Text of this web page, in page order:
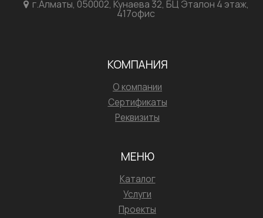
г.Алматы, 050002, Кунаева 32, БЦ Эталон 4 этаж,
417офис
КОМПАНИЯ
О компании
Сертификаты
Реквизиты
МЕНЮ
Каталог
Услуги
Проекты